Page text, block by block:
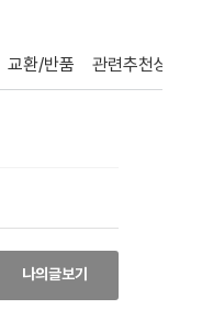
교환/반품 관련추천상품
나의글보기